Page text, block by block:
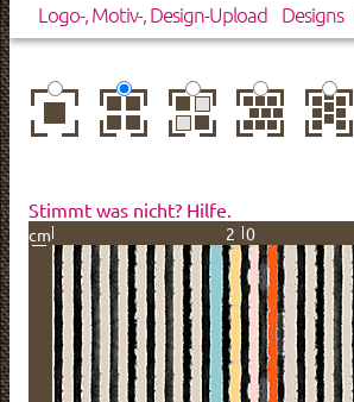
Logo-, Motiv-, Design-Upload Designs
zentriert
einfach
wiederholt
gespiegelthorizontal
versetzt
vertikal
versetzt
Stimmt was nicht? Hilfe.
cm 20